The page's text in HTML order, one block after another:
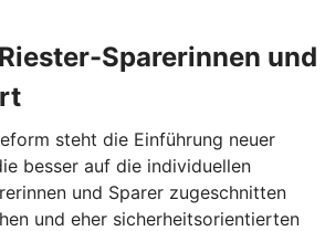
Sparerinnen und
steht die Einführung neuer
besser auf die individuellen
und Sparer zugeschnitten
und eher sicherheitsorientierten